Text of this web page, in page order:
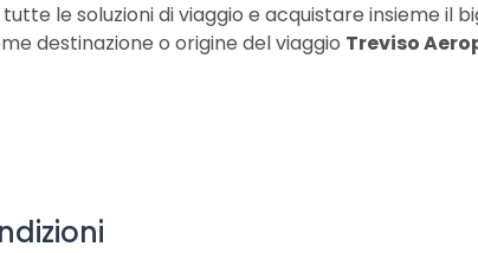
tutte le soluzioni di viaggio e acquistare insieme
destinazione o origine del viaggio Treviso